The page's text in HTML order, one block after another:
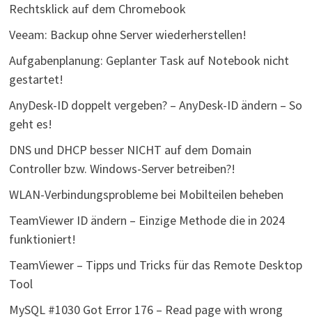
Rechtsklick auf dem Chromebook
Veeam: Backup ohne Server wiederherstellen!
Aufgabenplanung: Geplanter Task auf Notebook nicht
gestartet!
AnyDesk-ID doppelt vergeben? – AnyDesk-ID ändern – So
geht es!
DNS und DHCP besser NICHT auf dem Domain
Controller bzw. Windows-Server betreiben?!
WLAN-Verbindungsprobleme bei Mobilteilen beheben
TeamViewer ID ändern – Einzige Methode die in 2024
funktioniert!
TeamViewer – Tipps und Tricks für das Remote Desktop
Tool
MySQL #1030 Got Error 176 – Read page with wrong